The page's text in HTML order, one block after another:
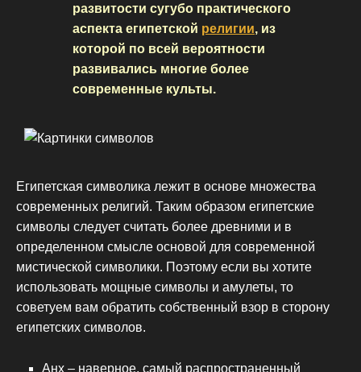
развитости сугубо практического
аспекта египетской религии, из
которой по всей вероятности
развивались многие более
современные культы.
Египетская символика лежит в основе множества
современных религий. Таким образом египетские
символы следует считать более древними и в
определенном смысле основой для современной
мистической символики. Поэтому если вы хотите
использовать мощные символы и амулеты, то
советуем вам обратить собственный взор в сторону
египетских символов.
Анх – наверное, самый распространенный